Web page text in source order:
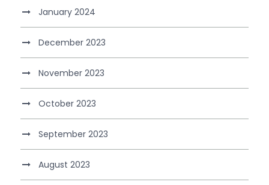
January 2024
December 2023
November 2023
October 2023
September 2023
August 2023